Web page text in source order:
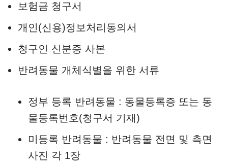
보험금 청구서
개인(신용)정보처리동의서
청구인 신분증 사본
반려동물 개체식별을 위한 서류
정부 등록 반려동물 : 동물등록증 또는 동
물등록번호(청구서 기재)
미등록 반려동물 : 반려동물 전면 및 측면
사진 각 1장